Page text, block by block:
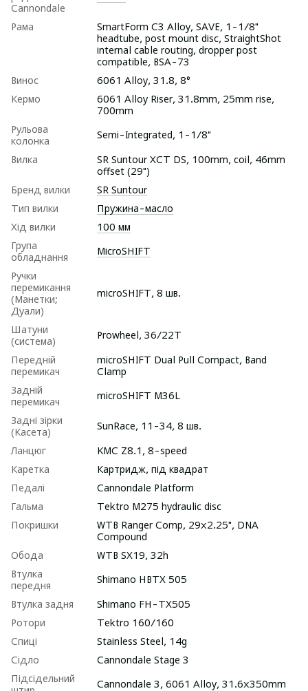
Cannondale
Рама
SmartForm C3 Alloy, SAVE, 1-1/8"
headtube, post mount disc, StraightShot
internal cable routing, dropper post
compatible, BSA-73
Винос
6061 Alloy, 31.8, 8°
Кермо
6061 Alloy Riser, 31.8mm, 25mm rise,
700mm
Рульова
колонка
Semi-Integrated, 1-1/8"
Вилка
SR Suntour XCT DS, 100mm, coil, 46mm
offset (29")
Бренд вилки
SR Suntour
Тип вилки
Пружина-масло
Хід вилки
100 мм
Група
обладнання
MicroSHIFT
Ручки
перемикання
(Манетки;
Дуали)
microSHIFT, 8 шв.
Шатуни
(система)
Prowheel, 36/22Т
Передній
перемикач
microSHIFT Dual Pull Compact, Band
Clamp
Задній
перемикач
microSHIFT M36L
Задні зірки
(Касета)
SunRace, 11-34, 8 шв.
Ланцюг
KMC Z8.1, 8-speed
Каретка
Картридж, під квадрат
Педалі
Cannondale Platform
Гальма
Tektro M275 hydraulic disc
Покришки
WTB Ranger Comp, 29x2.25", DNA
Compound
Обода
WTB SX19, 32h
Втулка
передня
Shimano HBTX 505
Втулка задня
Shimano FH-TX505
Ротори
Tektro 160/160
Спиці
Stainless Steel, 14g
Сідло
Cannondale Stage 3
Підсідельний
Cannondale 3, 6061 Alloy, 31.6x350mm